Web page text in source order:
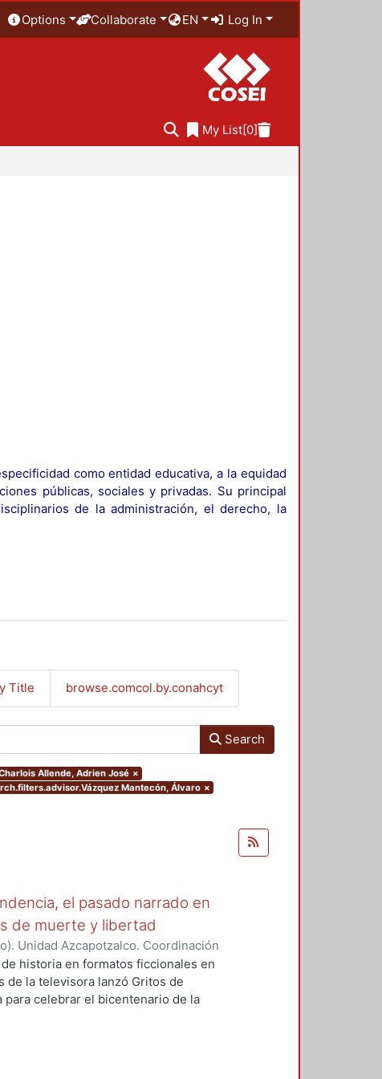
Options Collaborate EN Log In
My List[0]
como entidad educativa, a la equidad
públicas, sociales y privadas. Su principal
de la administración, el derecho, la
Title browse.comcol.by.conahcyt
Search
Allende, Adrien José ×
Mantecón, Álvaro ×
el pasado narrado en
de muerte y libertad
Unidad Azcapotzalco. Coordinación
Adrien José
historia en formatos ficcionales en
de la televisora lanzó Gritos de
celebrar el bicentenario de la